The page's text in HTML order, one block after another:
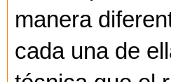
manera
cada una de